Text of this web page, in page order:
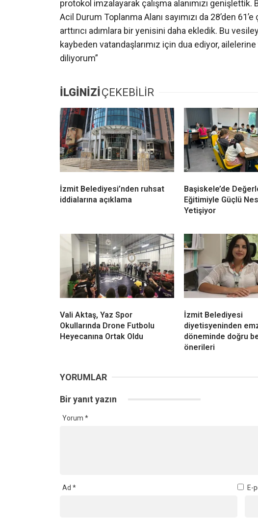
protokol imzalayarak çalışma alanımızı
Acil Durum Toplanma Alanı sayımızı da 28’den
arttırıcı adımlara bir yenisini daha ekledik. Bu
kaybeden vatandaşlarımız için dua ediyor, ailelerine
diliyorum”
İLGİNİZİÇEKEBİLİR
İzmit Belediyesi’nden ruhsat
iddialarına açıklama
Başiskele’de
Eğitimiyle Güçlü
Yetişiyor
Vali Aktaş, Yaz Spor
Okullarında Drone Futbolu
Heyecanına Ortak Oldu
İzmit Belediyesi
diyetisyeninden
döneminde doğru
önerileri
YORUMLAR
Bir yanıt yazın
Yorum *
Ad * E-